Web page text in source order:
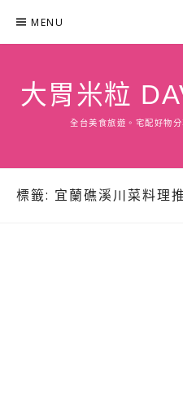
content
MENU
大胃米粒
全台美食旅遊。宅配好物
標籤: 宜蘭礁溪川菜料理